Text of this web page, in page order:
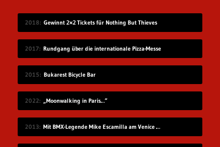
2018 Gewinnt 2×2 Tickets für Nothing But Thieves
2017 Rundgang über die internationale Pizza-Messe
2015 Bukarest Bicycle Bar
2022 „Moonwalking in Paris…“
2013 Mit BMX-Legende Mike Escamilla am Venice Beach